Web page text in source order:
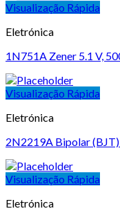
Visualização Rápida
Eletrónica
1N751A Zener 5.1 V,
Visualização Rápida
Eletrónica
2N2219A Bipolar
Visualização Rápida
Eletrónica